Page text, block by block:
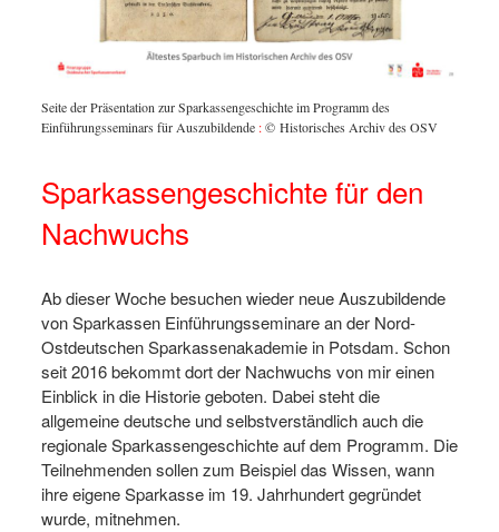
Seite der Präsentation zur Sparkassengeschichte im Programm des
Einführungsseminars für Auszubildende :© Historisches Archiv des OSV
Sparkassengeschichte für den
Nachwuchs
Ab dieser Woche besuchen wieder neue Auszubildende
von Sparkassen Einführungsseminare an der Nord-
Ostdeutschen Sparkassenakademie in Potsdam. Schon
seit 2016 bekommt dort der Nachwuchs von mir einen
Einblick in die Historie geboten. Dabei steht die
allgemeine deutsche und selbstverständlich auch die
regionale Sparkassengeschichte auf dem Programm. Die
Teilnehmenden sollen zum Beispiel das Wissen, wann
ihre eigene Sparkasse im 19. Jahrhundert gegründet
wurde, mitnehmen.